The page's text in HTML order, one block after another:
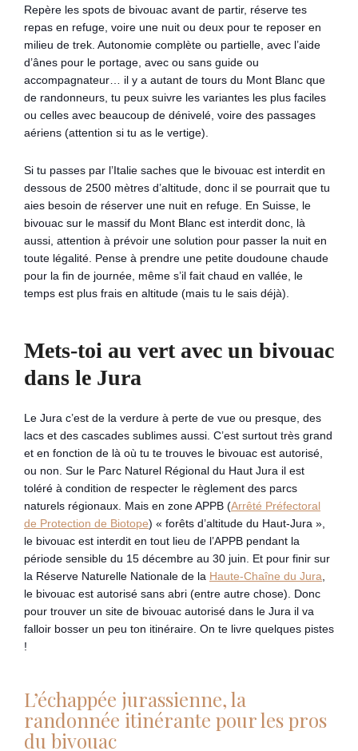
Repère les spots de bivouac avant de partir, réserve tes
repas en refuge, voire une nuit ou deux pour te reposer en
milieu de trek. Autonomie complète ou partielle, avec l’aide
d’ânes pour le portage, avec ou sans guide ou
accompagnateur… il y a autant de tours du Mont Blanc que
de randonneurs, tu peux suivre les variantes les plus faciles
ou celles avec beaucoup de dénivelé, voire des passages
aériens (attention si tu as le vertige).
Si tu passes par l’Italie saches que le bivouac est interdit en
dessous de 2500 mètres d’altitude, donc il se pourrait que tu
aies besoin de réserver une nuit en refuge. En Suisse, le
bivouac sur le massif du Mont Blanc est interdit donc, là
aussi, attention à prévoir une solution pour passer la nuit en
toute légalité. Pense à prendre une petite doudoune chaude
pour la fin de journée, même s’il fait chaud en vallée, le
temps est plus frais en altitude (mais tu le sais déjà).
Mets-toi au vert avec un bivouac
dans le Jura
Le Jura c’est de la verdure à perte de vue ou presque, des
lacs et des cascades sublimes aussi. C’est surtout très grand
et en fonction de là où tu te trouves le bivouac est autorisé,
ou non. Sur le Parc Naturel Régional du Haut Jura il est
toléré à condition de respecter le règlement des parcs
naturels régionaux. Mais en zone APPB (Arrêté Préfectoral
de Protection de Biotope) « forêts d’altitude du Haut-Jura »,
le bivouac est interdit en tout lieu de l’APPB pendant la
période sensible du 15 décembre au 30 juin. Et pour finir sur
la Réserve Naturelle Nationale de la Haute-Chaîne du Jura
le bivouac est autorisé sans abri (entre autre chose). Donc
pour trouver un site de bivouac autorisé dans le Jura il va
falloir bosser un peu ton itinéraire. On te livre quelques pistes
!
L’échappée jurassienne, la
randonnée itinérante pour les pros
du bivouac